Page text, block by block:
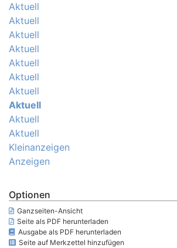
Aktuell
Aktuell
Aktuell
Aktuell
Aktuell
Aktuell
Aktuell
Aktuell
Aktuell
Aktuell
Kleinanzeigen
Anzeigen
Optionen
Ganzseiten-Ansicht
Seite als PDF herunterladen
Ausgabe als PDF herunterladen
Seite auf Merkzettel hinzufügen